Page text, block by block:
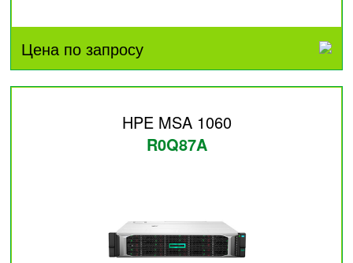
Цена по запросу
HPE MSA 1060
R0Q87A